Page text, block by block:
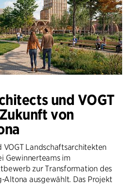
und VOGT
von
VOGT Landschaftsarchitekten
Gewinnerteams im
zur Transformation des
Altona ausgewählt. Das Projekt